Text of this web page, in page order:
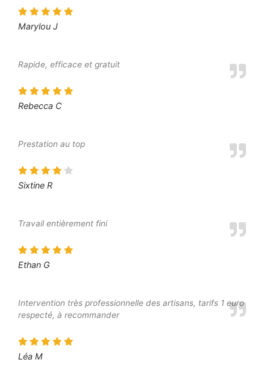
Marylou J
Rapide, efficace et gratuit
Rebecca C
Prestation au top
Sixtine R
Travail entièrement fini
Ethan G
Intervention très professionnelle des artisans, tarifs 1 euro
respecté, à recommander
Léa M